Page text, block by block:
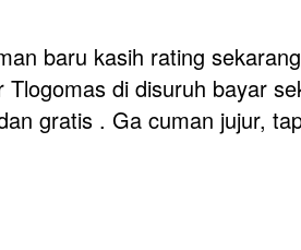
baru kasih rating
di disuruh bayar
gratis . Ga cuman jujur,